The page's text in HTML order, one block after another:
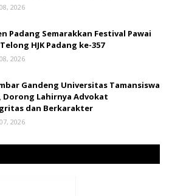
2026
Padang Semarakkan Festival Pawai
HJK Padang ke-357
2026
Gandeng Universitas Tamansiswa
Dorong Lahirnya Advokat
dan Berkarakter
2026